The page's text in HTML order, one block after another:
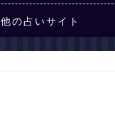
他の占いサイト